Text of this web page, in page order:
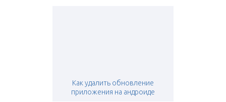
Как удалить обновление
приложения на андроиде